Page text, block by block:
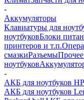
-
Аккумуляторы
Клавиатуры для
ноутбуковБлоки
принтеров и т.п.
смазкиРазъемыПрочее
ноутбуков
-
АКБ для ноутбуков
АКБ для ноутбуков